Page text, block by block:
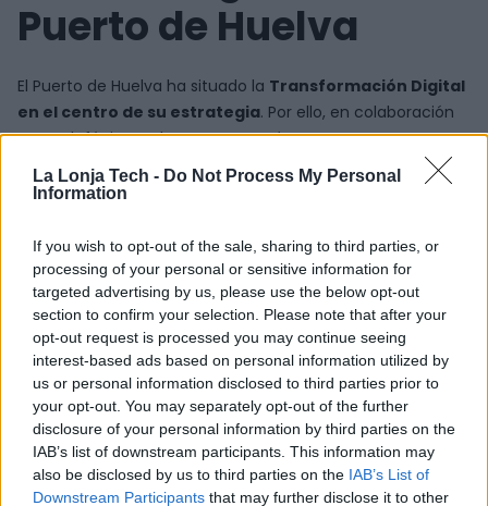
La Lonja Tech - Do Not Process My Personal
Information
If you wish to opt-out of the sale, sharing to third parties, or
processing of your personal or sensitive information for
targeted advertising by us, please use the below opt-out
section to confirm your selection. Please note that after your
opt-out request is processed you may continue seeing
interest-based ads based on personal information utilized by
us or personal information disclosed to third parties prior to
your opt-out. You may separately opt-out of the further
disclosure of your personal information by third parties on the
IAB’s list of downstream participants. This information may
also be disclosed by us to third parties on the IAB’s List of
Downstream Participants that may further disclose it to other
Puerto de Huelva
El Puerto de Huelva ha situado la Transformación Digital
en el centro de su estrategia. Por ello, en colaboración
con Telefónica, Indra y Ayesa, estáconstruyendo un
ecosistema tecnológico sólido
que aprovecha el valor
de los datos para impulsar la innovación
(Port Community System), basado en el estándar europeo
FIWARE.
Lacontribución de NextPort en el Puerto de Huelva
encaja también en este enfoque,centrándose en la
optimización de las operaciones marítimas y la
inteligencia de mercado, todo ello con el apoyo de la
financiación para la innovación de Puertos del Estado a
través de los fondos Ports 4.0.
El hecho de que NextPort forme parte del ecosistema de